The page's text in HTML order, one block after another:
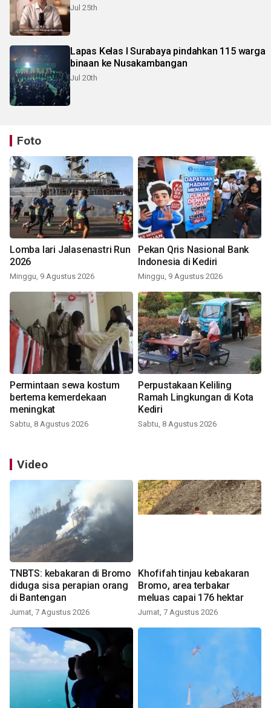
Jul 25th
Lapas Kelas I Surabaya pindahkan 115 warga
binaan ke Nusakambangan
Jul 20th
Foto
Lomba lari Jalasenastri Run
2026
Minggu, 9 Agustus 2026
Pekan Qris Nasional Bank
Indonesia di Kediri
Minggu, 9 Agustus 2026
Permintaan sewa kostum
bertema kemerdekaan
meningkat
Sabtu, 8 Agustus 2026
Perpustakaan Keliling
Ramah Lingkungan di Kota
Kediri
Sabtu, 8 Agustus 2026
Video
TNBTS: kebakaran di Bromo
diduga sisa perapian orang
di Bantengan
Jumat, 7 Agustus 2026
Khofifah tinjau kebakaran
Bromo, area terbakar
meluas capai 176 hektar
Jumat, 7 Agustus 2026